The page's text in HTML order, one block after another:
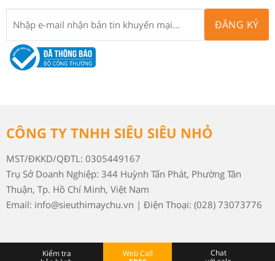
ĐĂNG KÝ
Kiểm tra
Web Call
Chat
CÔNG TY TNHH SIÊU SIÊU NHỎ
MST/ĐKKD/QĐTL: 0305449167
Trụ Sở Doanh Nghiệp: 344 Huỳnh Tấn Phát, Phường Tân
Thuận, Tp. Hồ Chí Minh, Việt Nam
Email: info@sieuthimaychu.vn | Điện Thoại: (028) 73073776